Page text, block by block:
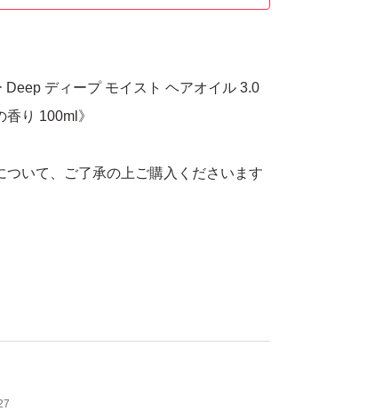
Deep ディープ モイスト ヘアオイル 3.0
り 100ml》
ついて、ご了承の上ご購入くださいます
対応出来かねます。
から2日以内に発送いたします。